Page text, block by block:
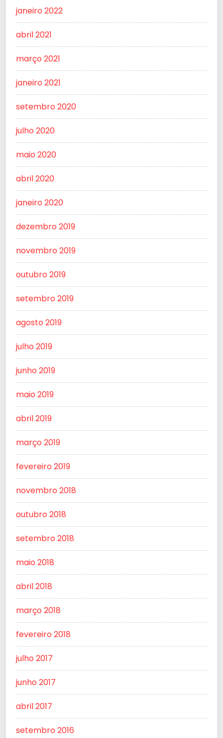
janeiro 2022
abril 2021
março 2021
janeiro 2021
setembro 2020
julho 2020
maio 2020
abril 2020
janeiro 2020
dezembro 2019
novembro 2019
outubro 2019
setembro 2019
agosto 2019
julho 2019
junho 2019
maio 2019
abril 2019
março 2019
fevereiro 2019
novembro 2018
outubro 2018
setembro 2018
maio 2018
abril 2018
março 2018
fevereiro 2018
julho 2017
junho 2017
abril 2017
setembro 2016